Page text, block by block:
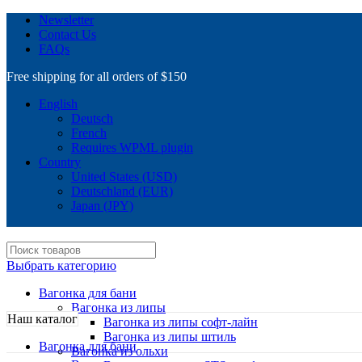
Newsletter
Contact Us
FAQs
Free shipping for all orders of $150
English
Deutsch
French
Requires WPML plugin
Country
United States (USD)
Deutschland (EUR)
Japan (JPY)
Выбрать категорию
Вагонка для бани
Вагонка из липы
Вагонка из липы софт-лайн
Вагонка из липы штиль
Вагонка из ольхи
Наш каталог
Вагонка для бани